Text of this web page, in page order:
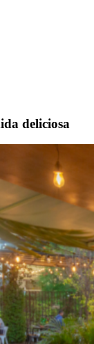
deliciosa